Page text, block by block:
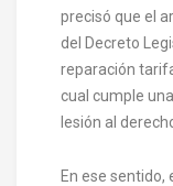
precisó que el
del Decreto
reparación
cual cumple
lesión al
En ese sentido,